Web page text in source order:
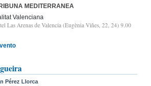
MEDITERRANEA
Valenciana
Las Arenas de Valencia (Eugènia Viñes, 22, 24) 9.00
Pérez Llorca